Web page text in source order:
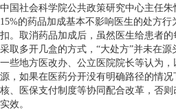
中国社会科学院公共政策研究中心主任
15%的药品加成基本不影响医生的处方
扣。取消药品加成后，虽然医生给患者
采取多开几盒的方式，“大处方”并未在源
一些地方医改办、公立医院院长等认为
源，如果在医药分开没有明确路径的情
核、医保支付制度等协同配合改革，否
实效。